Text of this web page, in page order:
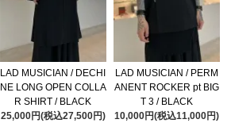
LAD MUSICIAN / DECHI
NE LONG OPEN COLLA
R SHIRT / BLACK
25,000円(税込27,500円)
LAD MUSICIAN / PERM
ANENT ROCKER pt BIG
T 3 / BLACK
10,000円(税込11,000円)